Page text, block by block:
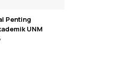
Penting
UNM